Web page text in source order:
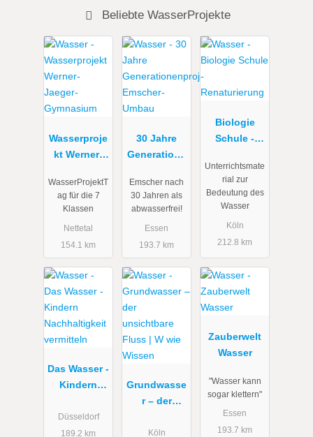
Beliebte WasserProjekte
Wasserproje
kt Werner-
Gymnasium
WasserProjektT
ag für die 7
Klassen
Nettetal
154.1 km
30 Jahre
Generatione
Emscher-
Emscher nach
30 Jahren als
abwasserfrei!
Essen
193.7 km
Biologie
Schule -
ng
Unterrichtsmate
rial zur
Bedeutung des
Wasser
Köln
212.8 km
Das Wasser -
Kindern
eit
vermitteln
Düsseldorf
189.2 km
Grundwasse
r – der
Fluss | W
Köln
Zauberwelt
Wasser
"Wasser kann
sogar klettern"
Essen
193.7 km